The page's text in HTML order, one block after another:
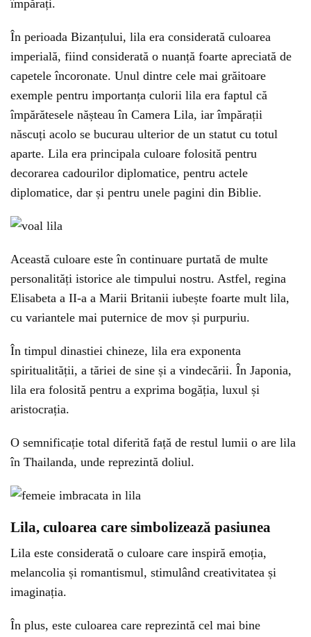
împărați.
În perioada Bizanțului, lila era considerată culoarea
imperială, fiind considerată o nuanță foarte apreciată de
capetele încoronate. Unul dintre cele mai grăitoare
exemple pentru importanța culorii lila era faptul că
împărătesele nășteau în Camera Lila, iar împărații
născuți acolo se bucurau ulterior de un statut cu totul
aparte. Lila era principala culoare folosită pentru
decorarea cadourilor diplomatice, pentru actele
diplomatice, dar și pentru unele pagini din Biblie.
Această culoare este în continuare purtată de multe
personalități istorice ale timpului nostru. Astfel, regina
Elisabeta a II-a a Marii Britanii iubește foarte mult lila,
cu variantele mai puternice de mov și purpuriu.
În timpul dinastiei chineze, lila era exponenta
spiritualității, a tăriei de sine și a vindecării. În Japonia,
lila era folosită pentru a exprima bogăția, luxul și
aristocrația.
O semnificație total diferită față de restul lumii o are lila
în Thailanda, unde reprezintă doliul.
Lila, culoarea care simbolizează pasiunea
Lila este considerată o culoare care inspiră emoția,
melancolia și romantismul, stimulând creativitatea și
imaginația.
În plus, este culoarea care reprezintă cel mai bine